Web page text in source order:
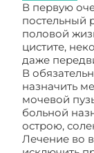
В первую
постельный
половой
цистите,
даже
В
назначить
мочевой
больной
острою,
Лечение во